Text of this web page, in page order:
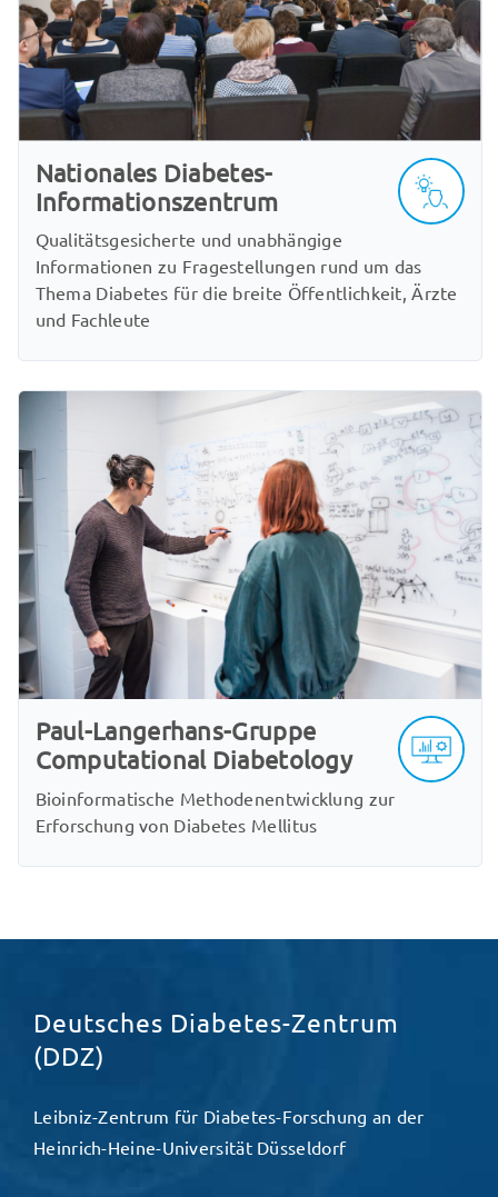
Nationales Diabetes-
Informationszentrum
Qualitätsgesicherte und unabhängige
Informationen zu Fragestellungen rund um das
Thema Diabetes für die breite Öffentlichkeit, Ärzte
und Fachleute
Paul-Langerhans-Gruppe
Computational Diabetology
Bioinformatische Methodenentwicklung zur
Erforschung von Diabetes Mellitus
Deutsches Diabetes-Zentrum
(DDZ)
Leibniz-Zentrum für Diabetes-Forschung an der
Heinrich-Heine-Universität Düsseldorf